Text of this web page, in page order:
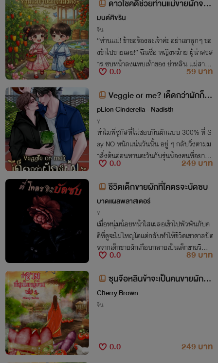
ดาวโชคดีช่วยท่านแม่ขายผักจนมั่
งคั่ง
มนต์ศิขริน
จีน
“ท่านแม่! ข้าขอร้องละเจ้าค่ะ อย่าเอาลูกๆ ขอ
งข้าไปขายเลย!” ฉินซื่อ หญิงหม้าย ผู้น่าสงส
าร ซบหน้าลงแทบเท้าของ ย่าหลิน แม่สามีผู้
มีใบหน้าบึ้งตึงและดวงตาที่เต็มไปด้วยความ
0.0
59 บาท
Veggie or me? เด็ดกว่าผักก็ผ
ม
pLion Cinderella - Nadisth
Y
ทำไมพี่ซูกัสที่ไม่ชอบกินผักแบบ 300% ที่ S
ay NO หนักแน่นวันนั้น อยู่ ๆ กลับวิ่งตามม
าสั่งต้นอ่อนทานตะวันกับรุ่นน้องคนที่อยากเ
ป็นหมาเด็กของเขาคนนั้นกันนะ แถมยังถาม
หาโพรโมชันพิเศษอีก นี่มันอะไรกัน!?
0.0
249 บาท
ชีวิตเด็กขายผักที่โคตรจะบัดซบ
บาดแผลพลาสเตอร์
Y
เมื่อหนุ่มน้อยหน้าใสเผลอเข้าไปพัวพันกับค
ดีที่ดูจะไม่ใหญ่โตแต่กลับทำให้ชีวิตเขาตาลปัต
รจากเด็กขายผักเกือบกลายเป็นเด็กขายวิญญ
าณ 0.0
89 บาท
ซุนจือหลินข้าจะเป็นคนขายผักที่ส
วยที่สุดในหมู่บ้าน เล่ม 2(จบ)
Cherry Brown
จีน
0.0
249 บาท